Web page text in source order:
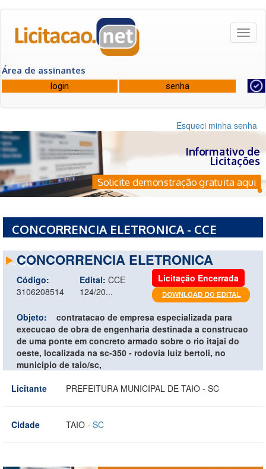
Área de assinantes
Esqueci minha senha
Informativo de
Licitações
Solicite demonstração gratuita aqui
CONCORRENCIA ELETRONICA - CCE
- SC
CONCORRENCIA ELETRONICA
Código:
3106208514
Edital: CCE
124/20...
Licitação Encerrada
Objeto:
contratacao de empresa especializada para
execucao de obra de engenharia destinada a construcao
de uma ponte em concreto armado sobre o rio itajai do
oeste, localizada na sc-350 - rodovia luiz bertoli, no
municipio de taio/sc,
Licitante
PREFEITURA MUNICIPAL DE TAIO - SC
Cidade TAIO - SC